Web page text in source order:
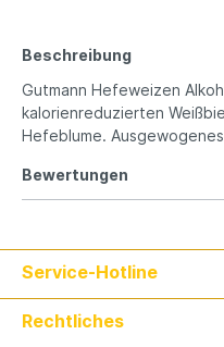
Beschreibung
Gutmann Hefeweizen
kalorienreduzierten
Hefeblume.
Bewertungen
Service-Hotline
Rechtliches